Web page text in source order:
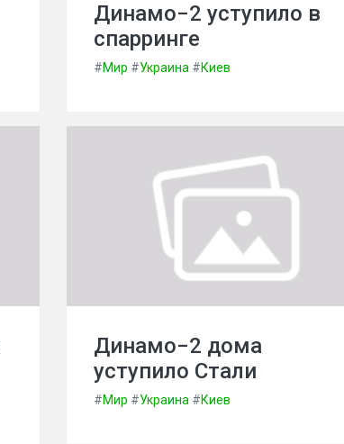
Динамо−2 уступило в
спарринге
#Мир #Украина #Киев
Динамо−2 дома
уступило Стали
#Мир #Украина #Киев